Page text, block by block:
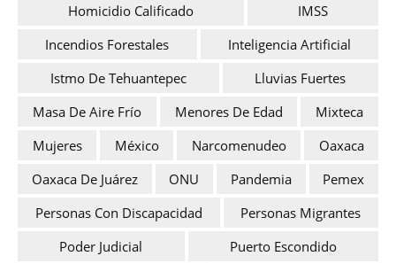
Homicidio Calificado
IMSS
Incendios Forestales
Inteligencia Artificial
Istmo De Tehuantepec
Lluvias Fuertes
Masa De Aire Frío
Menores De Edad
Mixteca
Mujeres
México Narcomenudeo
Oaxaca
Oaxaca De Juárez
ONU Pandemia
Pemex
Personas Con Discapacidad
Personas Migrantes
Poder Judicial
Puerto Escondido